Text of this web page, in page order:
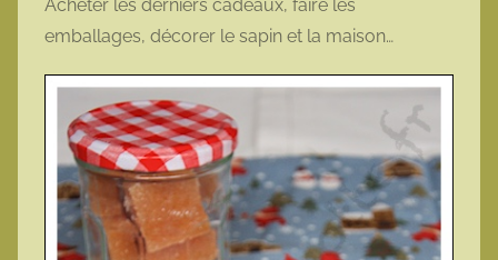
e
Acheter les derniers cadeaux, faire les
emballages, décorer le sapin et la maison…